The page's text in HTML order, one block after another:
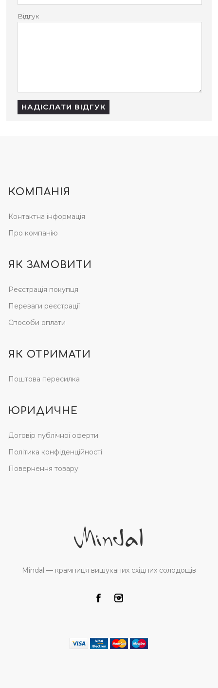
Відгук
НАДІСЛАТИ ВІДГУК
КОМПАНІЯ
Контактна інформація
Про компанію
ЯК ЗАМОВИТИ
Реєстрація покупця
Переваги реєстрації
Способи оплати
ЯК ОТРИМАТИ
Поштова пересилка
ЮРИДИЧНЕ
Договір публічної оферти
Політика конфіденційності
Повернення товару
Mindal — крамниця вишуканих східних солодощів